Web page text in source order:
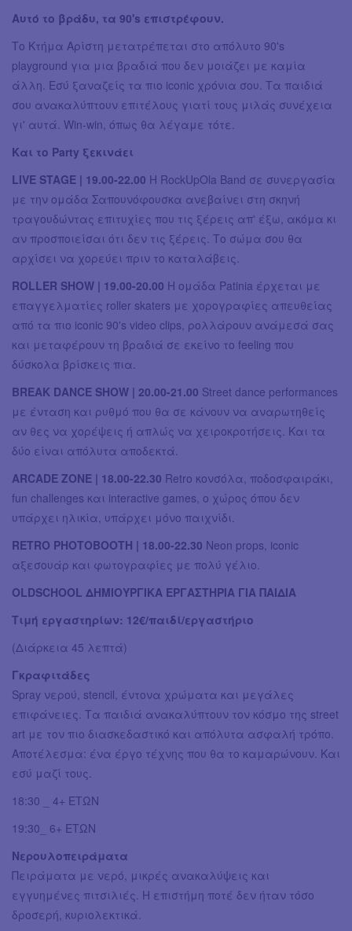
Αυτό το βράδυ, τα 90's επιστρέφουν.
Το Κτήμα Αρίστη μετατρέπεται στο απόλυτο 90's
playground για μια βραδιά που δεν μοιάζει με καμία
άλλη. Εσύ ξαναζείς τα πιο iconic χρόνια σου. Τα παιδιά
σου ανακαλύπτουν επιτέλους γιατί τους μιλάς συνέχεια
γι' αυτά. Win-win, όπως θα λέγαμε τότε.
Και το Party ξεκινάει
LIVE STAGE | 19.00-22.00 Η RockUpOla Band σε συνεργασία
με την ομάδα Σαπουνόφουσκα ανεβαίνει στη σκηνή
τραγουδώντας επιτυχίες που τις ξέρεις απ' έξω, ακόμα κι
αν προσποιείσαι ότι δεν τις ξέρεις. Το σώμα σου θα
αρχίσει να χορεύει πριν το καταλάβεις.
ROLLER SHOW | 19.00-20.00 Η ομάδα Patinia έρχεται με
επαγγελματίες roller skaters με χορογραφίες απευθείας
από τα πιο iconic 90's video clips, ρολλάρουν ανάμεσά σας
και μεταφέρουν τη βραδιά σε εκείνο το feeling που
δύσκολα βρίσκεις πια.
BREAK DANCE SHOW | 20.00-21.00 Street dance performances
με ένταση και ρυθμό που θα σε κάνουν να αναρωτηθείς
αν θες να χορέψεις ή απλώς να χειροκροτήσεις. Και τα
δύο είναι απόλυτα αποδεκτά.
ARCADE ZONE | 18.00-22.30 Retro κονσόλα, ποδοσφαιράκι,
fun challenges και interactive games, ο χώρος όπου δεν
υπάρχει ηλικία, υπάρχει μόνο παιχνίδι.
RETRO PHOTOBOOTH | 18.00-22.30 Neon props, iconic
αξεσουάρ και φωτογραφίες με πολύ γέλιο.
OLDSCHOOL ΔΗΜΙΟΥΡΓΙΚΑ ΕΡΓΑΣΤΗΡΙΑ ΓΙΑ ΠΑΙΔΙA
Τιμή εργαστηρίων: 12€/παιδί/εργαστήριο
(Διάρκεια 45 λεπτά)
Γκραφιτάδες
Spray νερού, stencil, έντονα χρώματα και μεγάλες
επιφάνειες. Τα παιδιά ανακαλύπτουν τον κόσμο της street
art με τον πιο διασκεδαστικό και απόλυτα ασφαλή τρόπο.
Αποτέλεσμα: ένα έργο τέχνης που θα το καμαρώνουν. Και
εσύ μαζί τους.
18:30 _ 4+ ΕΤΩΝ
19:30_ 6+ ΕΤΩΝ
Νερουλοπειράματα
Πειράματα με νερό, μικρές ανακαλύψεις και
εγγυημένες πιτσιλιές. Η επιστήμη ποτέ δεν ήταν τόσο
δροσερή, κυριολεκτικά.